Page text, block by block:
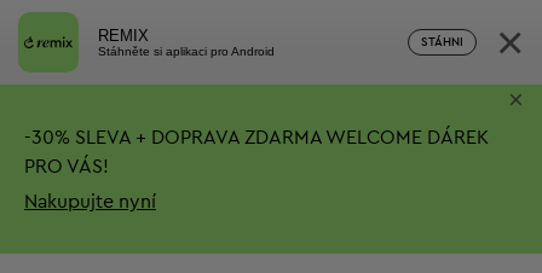
REMIX
Stáhněte si aplikaci pro Android
STÁHNI ×
-30% SLEVA + DOPRAVA ZDARMA WELCOME DÁREK
PRO VÁS!
Nakupujte nyní
×